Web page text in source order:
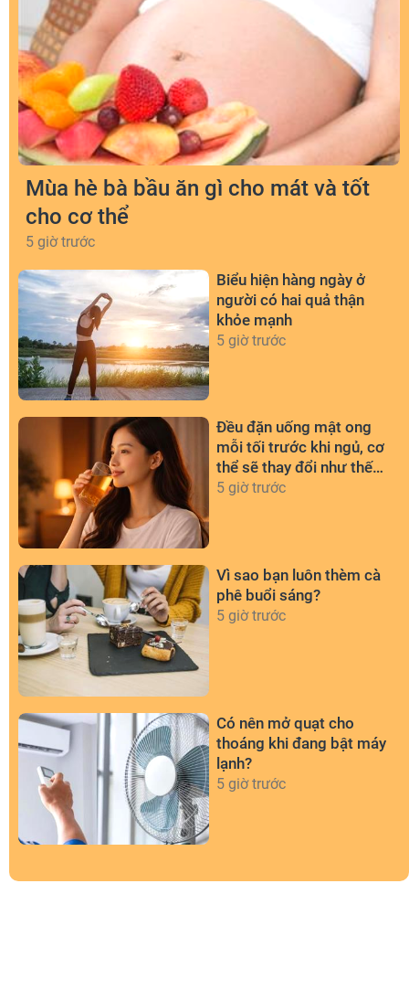
Mùa hè bà bầu ăn gì cho mát và tốt
cho cơ thể
5 giờ trước
Biểu hiện hàng ngày ở
người có hai quả thận
khỏe mạnh
5 giờ trước
Đều đặn uống mật ong
mỗi tối trước khi ngủ, cơ
thể sẽ thay đổi như thế
nào?
5 giờ trước
Vì sao bạn luôn thèm cà
phê buổi sáng?
5 giờ trước
Có nên mở quạt cho
thoáng khi đang bật máy
lạnh?
5 giờ trước